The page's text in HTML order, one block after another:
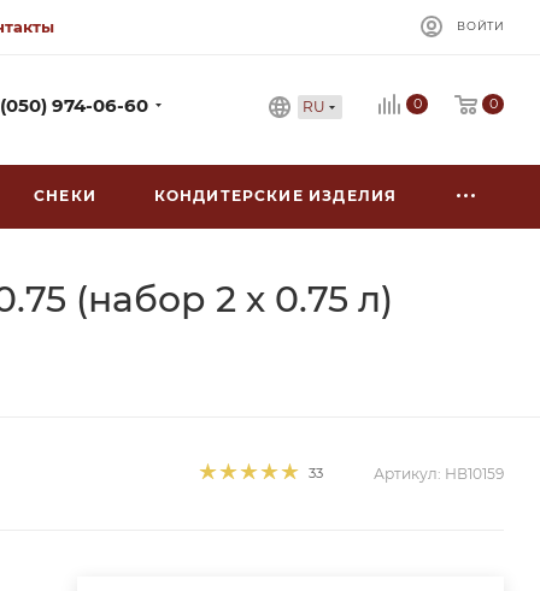
ВОЙТИ
974-06-60 RU 0 0
СНЕКИ КОНДИТЕРСКИЕ ИЗДЕЛИЯ
(набор 2 х 0.75 л)
33 Артикул: НВ10159